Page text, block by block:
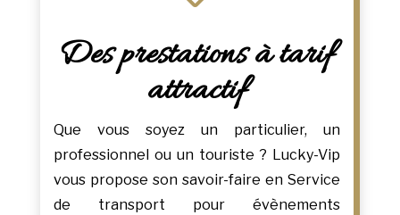
Des prestations à tarif
attractif
Que vous soyez un particulier, un
professionnel ou un touriste ? Lucky-Vip
vous propose son savoir-faire en Service
de transport pour évènements